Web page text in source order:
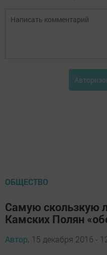
ОБЩЕСТВО
Самую скользкую
Камских Полян
Автор, 15 декабря 2016 -